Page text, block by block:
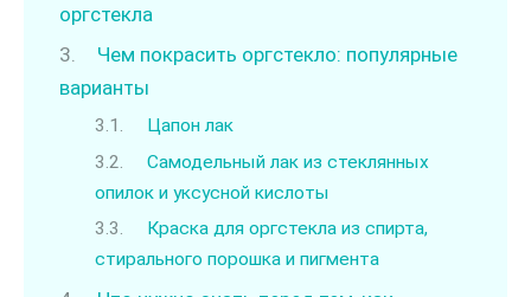
оргстекла
Чем покрасить оргстекло: популярные
варианты
Цапон лак
Самодельный лак из стеклянных
опилок и уксусной кислоты
Краска для оргстекла из спирта,
стирального порошка и пигмента